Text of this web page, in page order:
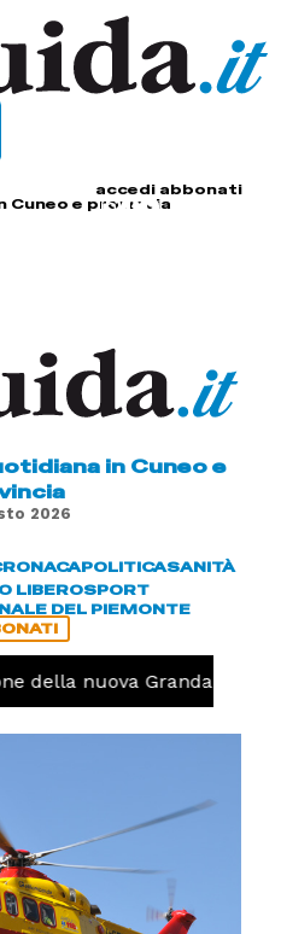
accedi abbonati
Cuneo e provincia
in Cuneo e
2026
POLITICASANITÀ
LIBEROSPORT
DEL PIEMONTE
nuova Granda Volley